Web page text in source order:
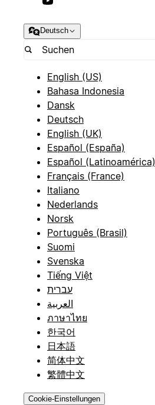
Deutsch
English (US)
Bahasa Indonesia
Dansk
Deutsch
English (UK)
Español (España)
Español (Latinoamérica)
Français (France)
Italiano
Nederlands
Norsk
Português (Brasil)
Suomi
Svenska
Tiếng Việt
עברית
العربية
ภาษาไทย
한국어
日本語
简体中文
繁體中文
Cookie-Einstellungen